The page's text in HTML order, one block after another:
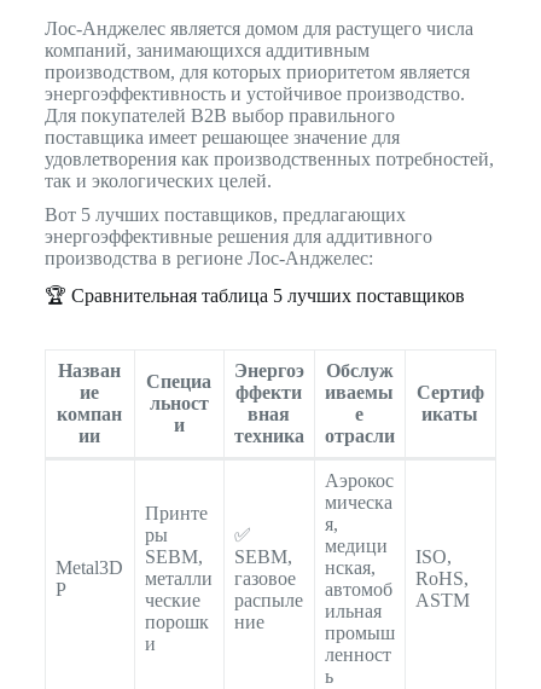
Лос-Анджелес является домом для растущего числа
компаний, занимающихся аддитивным
производством, для которых приоритетом является
энергоэффективность и устойчивое производство.
Для покупателей B2B выбор правильного
поставщика имеет решающее значение для
удовлетворения как производственных потребностей,
так и экологических целей.
Вот 5 лучших поставщиков, предлагающих
энергоэффективные решения для аддитивного
производства в регионе Лос-Анджелес:
🏆 Сравнительная таблица 5 лучших поставщиков
Назван
ие
компан
ии
Специа
льност
и
Энергоэ
ффекти
вная
техника
Обслуж
иваемы
е
отрасли
Сертиф
икаты
Metal3D
P
Принте
ры
SEBM,
металли
ческие
порошк
и
✅
SEBM,
газовое
распыле
ние
Аэрокос
мическа
я,
медици
нская,
автомоб
ильная
промыш
ленност
ь
ISO,
RoHS,
ASTM